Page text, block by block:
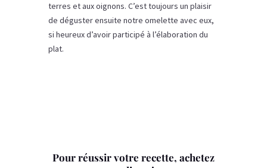
terres et aux oignons. C’est toujours un plaisir
de déguster ensuite notre omelette avec eux,
si heureux d’avoir participé à l’élaboration du
plat.
Pour réussir votre recette, achetez